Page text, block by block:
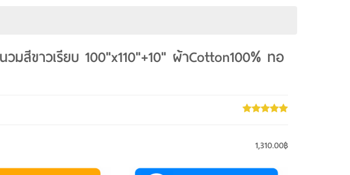
มสีขาวเรียบ 100"x110"+10" ผ้าCotton100% ทอ
1,310.00฿